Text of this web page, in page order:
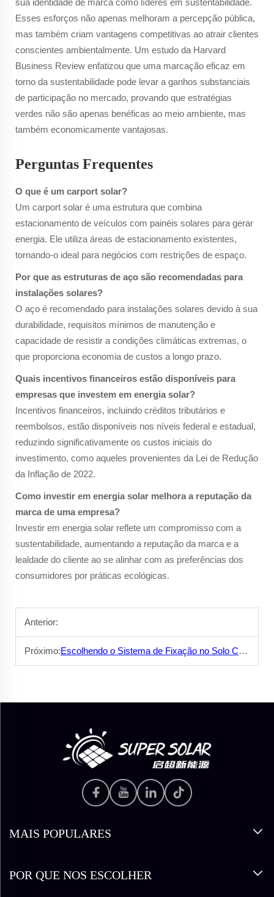
sua identidade de marca como líderes em sustentabilidade.
Esses esforços não apenas melhoram a percepção pública,
mas também criam vantagens competitivas ao atrair clientes
conscientes ambientalmente. Um estudo da Harvard
Business Review enfatizou que uma marcação eficaz em
torno da sustentabilidade pode levar a ganhos substanciais
de participação no mercado, provando que estratégias
verdes não são apenas benéficas ao meio ambiente, mas
também economicamente vantajosas.
Perguntas Frequentes
O que é um carport solar?
Um carport solar é uma estrutura que combina
estacionamento de veículos com painéis solares para gerar
energia. Ele utiliza áreas de estacionamento existentes,
tornando-o ideal para negócios com restrições de espaço.
Por que as estruturas de aço são recomendadas para
instalações solares?
O aço é recomendado para instalações solares devido à sua
durabilidade, requisitos mínimos de manutenção e
capacidade de resistir a condições climáticas extremas, o
que proporciona economia de custos a longo prazo.
Quais incentivos financeiros estão disponíveis para
empresas que investem em energia solar?
Incentivos financeiros, incluindo créditos tributários e
reembolsos, estão disponíveis nos níveis federal e estadual,
reduzindo significativamente os custos iniciais do
investimento, como aqueles provenientes da Lei de Redução
da Inflação de 2022.
Como investir em energia solar melhora a reputação da
marca de uma empresa?
Investir em energia solar reflete um compromisso com a
sustentabilidade, aumentando a reputação da marca e a
lealdade do cliente ao se alinhar com as preferências dos
consumidores por práticas ecológicas.
Anterior:
Próximo:Escolhendo o Sistema de Fixação no Solo Certo: Estruturas de Alumínio vs. Aço
MAIS POPULARES
POR QUE NOS ESCOLHER